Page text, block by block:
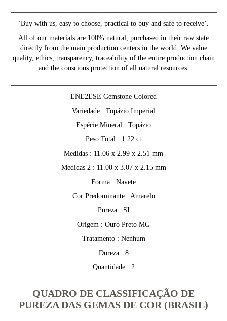
‘Buy with us, easy to choose, practical to buy and safe to receive’.
All of our materials are 100% natural, purchased in their raw state
directly from the main production centers in the world. We value
quality, ethics, transparency, traceability of the entire production chain
and the conscious protection of all natural resources.
ENE2ESE Gemstone Colored
Variedade : Topázio Imperial
Espécie Mineral : Topázio
Peso Total : 1.22 ct
Medidas : 11.06 x 2.99 x 2.51 mm
Medidas 2 : 11.00 x 3.07 x 2.15 mm
Forma : Navete
Cor Predominante : Amarelo
Pureza : SI
Origem : Ouro Preto MG
Tratamento : Nenhum
Dureza : 8
Quantidade : 2
QUADRO DE CLASSIFICAÇÃO DE
PUREZA DAS GEMAS DE COR (BRASIL)